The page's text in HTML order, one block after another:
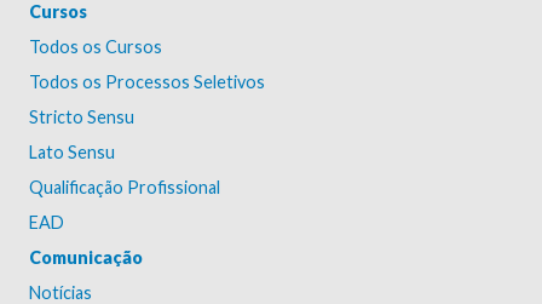
Cursos
Todos os Cursos
Todos os Processos Seletivos
Stricto Sensu
Lato Sensu
Qualificação Profissional
EAD
Comunicação
Notícias